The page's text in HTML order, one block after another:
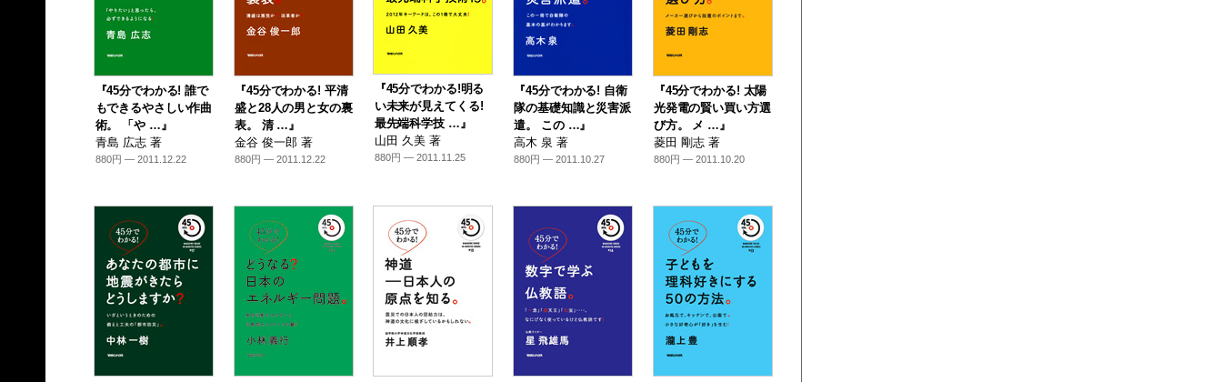
『45分でわかる! 誰で
もできるやさしい作曲
術。 「や …』
青島 広志 著
880円 — 2011.12.22
『45分でわかる! 平清
盛と28人の男と女の裏
表。 清 …』
金谷 俊一郎 著
880円 — 2011.12.22
『45分でわかる!明る
い未来が見えてくる!
最先端科学技 …』
山田 久美 著
880円 — 2011.11.25
『45分でわかる! 自衛
隊の基礎知識と災害派
遣。 この …』
高木 泉 著
880円 — 2011.10.27
『45分でわかる! 太陽
光発電の賢い買い方選
び方。 メ …』
菱田 剛志 著
880円 — 2011.10.20